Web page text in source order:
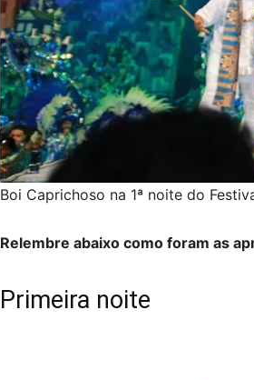
Boi Caprichoso na 1ª noite do
Relembre abaixo como foram as
Primeira noite